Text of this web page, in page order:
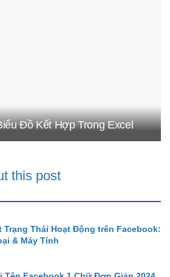
Đồ Kết Hợp Trong Excel
this post
Trạng Thái Hoạt Động trên Facebook:
& Máy Tính